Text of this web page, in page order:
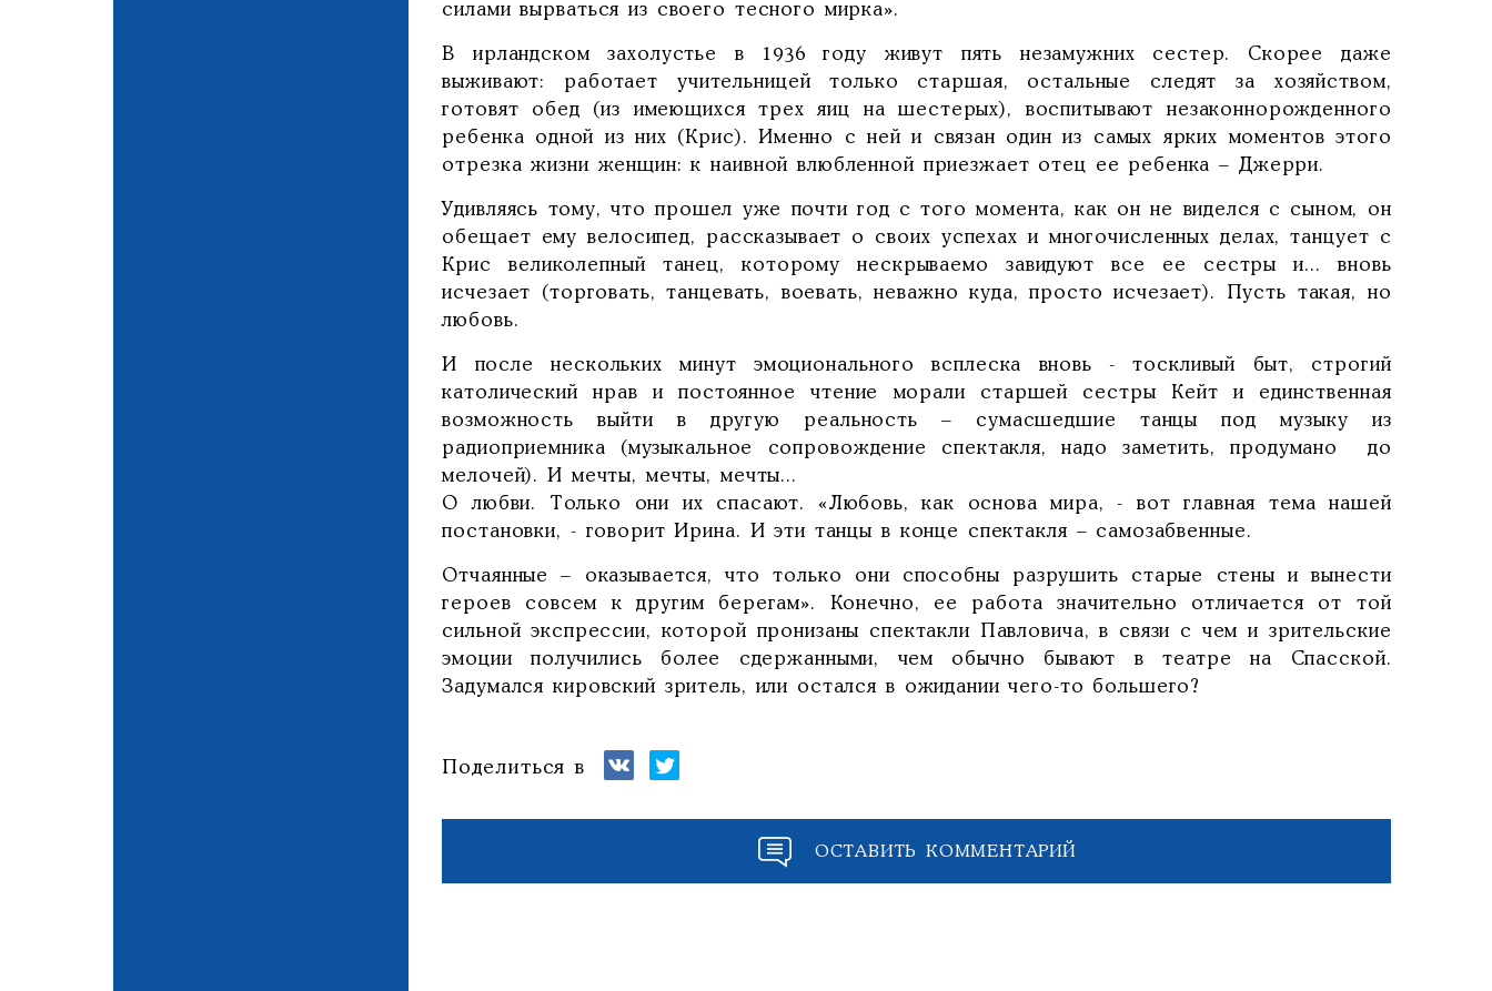
силами вырваться из своего тесного мирка».
В ирландском захолустье в 1936 году живут пять незамужних сестер. Скорее даже
выживают: работает учительницей только старшая, остальные следят за хозяйством,
готовят обед (из имеющихся трех яиц на шестерых), воспитывают незаконнорожденного
ребенка одной из них (Крис). Именно с ней и связан один из самых ярких моментов этого
отрезка жизни женщин: к наивной влюбленной приезжает отец ее ребенка – Джерри.
Удивляясь тому, что прошел уже почти год с того момента, как он не виделся с сыном, он
обещает ему велосипед, рассказывает о своих успехах и многочисленных делах, танцует с
Крис великолепный танец, которому нескрываемо завидуют все ее сестры и... вновь
исчезает (торговать, танцевать, воевать, неважно куда, просто исчезает). Пусть такая, но
любовь.
И после нескольких минут эмоционального всплеска вновь - тоскливый быт, строгий
католический нрав и постоянное чтение морали старшей сестры Кейт и единственная
возможность выйти в другую реальность – сумасшедшие танцы под музыку из
радиоприемника (музыкальное сопровождение спектакля, надо заметить, продумано до
мелочей). И мечты, мечты, мечты...
О любви. Только они их спасают. «Любовь, как основа мира, - вот главная тема нашей
постановки, - говорит Ирина. И эти танцы в конце спектакля – самозабвенные.
Отчаянные – оказывается, что только они способны разрушить старые стены и вынести
героев совсем к другим берегам». Конечно, ее работа значительно отличается от той
сильной экспрессии, которой пронизаны спектакли Павловича, в связи с чем и зрительские
эмоции получились более сдержанными, чем обычно бывают в театре на Спасской.
Задумался кировский зритель, или остался в ожидании чего-то большего?
Поделиться в
ОСТАВИТЬ КОММЕНТАРИЙ